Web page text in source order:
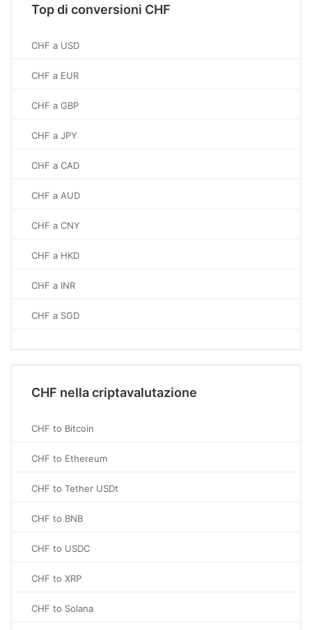
Top di conversioni CHF
CHF a USD
CHF a EUR
CHF a GBP
CHF a JPY
CHF a CAD
CHF a AUD
CHF a CNY
CHF a HKD
CHF a INR
CHF a SGD
CHF nella criptavalutazione
CHF to Bitcoin
CHF to Ethereum
CHF to Tether USDt
CHF to BNB
CHF to USDC
CHF to XRP
CHF to Solana